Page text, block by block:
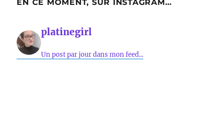
EN CE MOMENT, SUR INSTAGRAM…
platinegirl
Un post par jour dans mon feed...